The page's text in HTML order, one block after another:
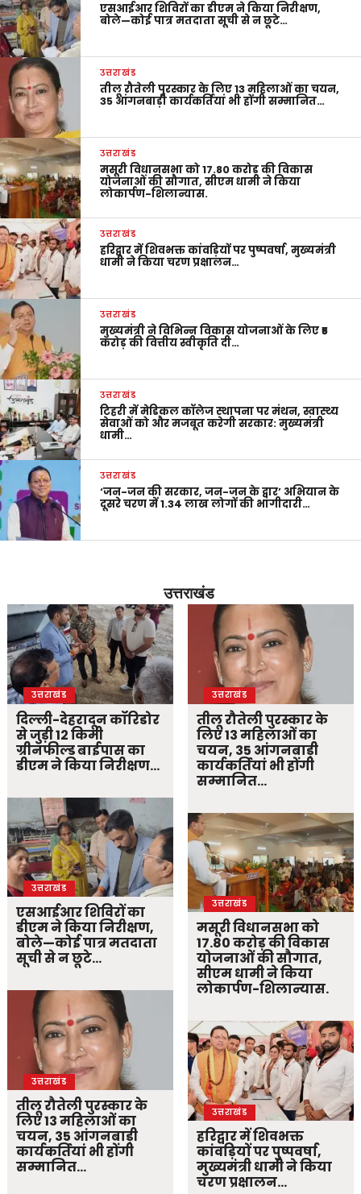
एसआईआर शिविरों का डीएम ने किया निरीक्षण,
बोले—कोई पात्र मतदाता सूची से न छूटे…
उत्तराखंड
तीलू रौतेली पुरस्कार के लिए 13 महिलाओं का चयन,
35 आंगनबाड़ी कार्यकर्तियां भी होंगी सम्मानित…
उत्तराखंड
मसूरी विधानसभा को 17.80 करोड़ की विकास
योजनाओं की सौगात, सीएम धामी ने किया
लोकार्पण-शिलान्यास.
उत्तराखंड
हरिद्वार में शिवभक्त कांवड़ियों पर पुष्पवर्षा, मुख्यमंत्री
धामी ने किया चरण प्रक्षालन…
उत्तराखंड
मुख्यमंत्री ने विभिन्न विकास योजनाओं के लिए ₹5
करोड़ की वित्तीय स्वीकृति दी…
उत्तराखंड
टिहरी में मेडिकल कॉलेज स्थापना पर मंथन, स्वास्थ्य
सेवाओं को और मजबूत करेगी सरकार: मुख्यमंत्री
धामी…
उत्तराखंड
‘जन-जन की सरकार, जन-जन के द्वार’ अभियान के
दूसरे चरण में 1.34 लाख लोगों की भागीदारी…
उत्तराखंड
उत्तराखंड
दिल्ली-देहरादून कॉरिडोर
से जुड़ी 12 किमी
ग्रीनफील्ड बाईपास का
डीएम ने किया निरीक्षण…
उत्तराखंड
एसआईआर शिविरों का
डीएम ने किया निरीक्षण,
बोले—कोई पात्र मतदाता
सूची से न छूटे…
उत्तराखंड
तीलू रौतेली पुरस्कार के
लिए 13 महिलाओं का
चयन, 35 आंगनबाड़ी
कार्यकर्तियां भी होंगी
सम्मानित…
उत्तराखंड
तीलू रौतेली पुरस्कार के
लिए 13 महिलाओं का
चयन, 35 आंगनबाड़ी
कार्यकर्तियां भी होंगी
सम्मानित…
उत्तराखंड
मसूरी विधानसभा को
17.80 करोड़ की विकास
योजनाओं की सौगात,
सीएम धामी ने किया
लोकार्पण-शिलान्यास.
उत्तराखंड
हरिद्वार में शिवभक्त
कांवड़ियों पर पुष्पवर्षा,
मुख्यमंत्री धामी ने किया
चरण प्रक्षालन…